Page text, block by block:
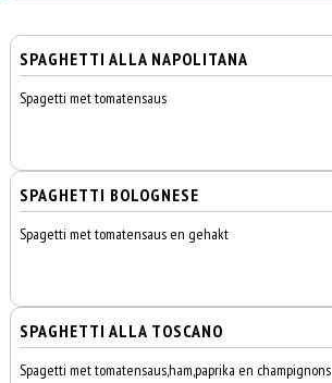
SPAGHETTI ALLA NAPOLITANA
Spagetti met tomatensaus
SPAGHETTI BOLOGNESE
Spagetti met tomatensaus en gehakt
SPAGHETTI ALLA TOSCANO
Spagetti met tomatensaus,ham,paprika en champignons